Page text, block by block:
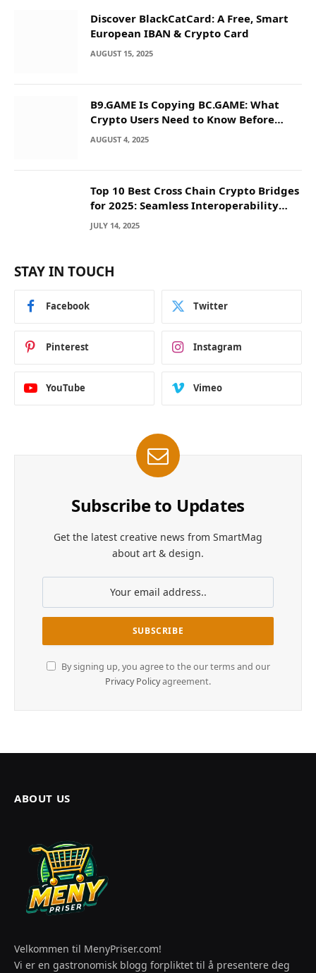
Discover BlackCatCard: A Free, Smart
European IBAN & Crypto Card
AUGUST 15, 2025
B9.GAME Is Copying BC.GAME: What
Crypto Users Need to Know Before
They Deposit
AUGUST 4, 2025
Top 10 Best Cross Chain Crypto Bridges
for 2025: Seamless Interoperability
Across Blockchain Networks
JULY 14, 2025
STAY IN TOUCH
Facebook Twitter
Pinterest Instagram
YouTube Vimeo
Subscribe to Updates
Get the latest creative news from SmartMag
about art & design.
By signing up, you agree to the our terms and our
Privacy Policyagreement.
ABOUT US
Velkommen til MenyPriser.com!
Vi er en gastronomisk blogg forpliktet til å presentere deg